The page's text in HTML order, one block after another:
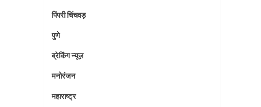
पिंपरी चिंचवड़
पुणे
ब्रेकिंग न्यूज़
मनोरंजन
महाराष्ट्र